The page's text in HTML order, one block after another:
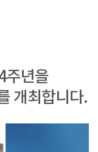
주년을
개최합니다.